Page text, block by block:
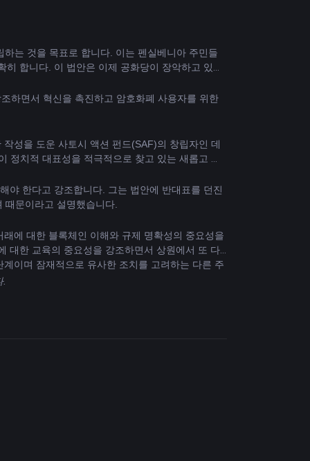
는 것을 목표로 합니다. 이는 펜실베니아 주민들
합니다. 이 법안은 이제 공화당이 장악하고 있는
하면서 혁신을 촉진하고 암호화폐 사용자를 위한
성을 도운 사토시 액션 펀드(SAF)의 창립자인 데
치적 대표성을 적극적으로 찾고 있는 새롭고 증
야 한다고 강조합니다. 그는 법안에 반대표를 던진
문이라고 설명했습니다.
에 대한 블록체인 이해와 규제 명확성의 중요성을
대한 교육의 중요성을 강조하면서 상원에서 또 다
이며 잠재적으로 유사한 조치를 고려하는 다른 주